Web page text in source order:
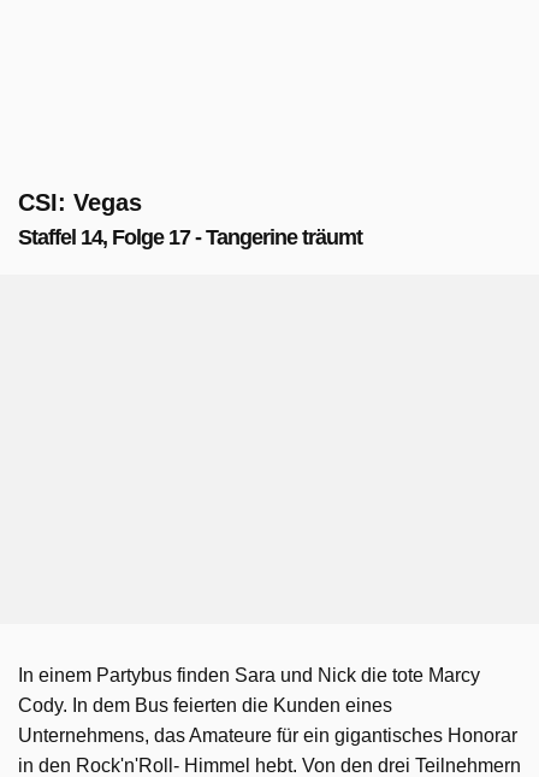
CSI: Vegas
Staffel 14, Folge 17 - Tangerine träumt
In einem Partybus finden Sara und Nick die tote Marcy
Cody. In dem Bus feierten die Kunden eines
Unternehmens, das Amateure für ein gigantisches Honorar
in den Rock'n'Roll- Himmel hebt. Von den drei Teilnehmern